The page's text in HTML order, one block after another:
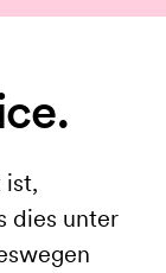
ist,
dies unter